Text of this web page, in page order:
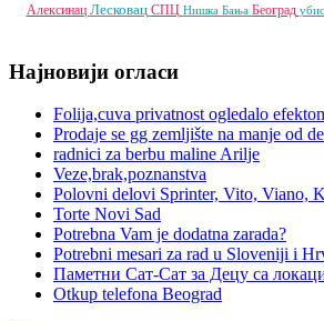
Алексинац Лесковац СПЦ Нишка Бања Београд
Најновији огласи
Folija,cuva privatnost ogledalo
Prodaje se gg zemljište na manje od
radnici za berbu maline Arilje
Veze,brak,poznanstva
Polovni delovi Sprinter, Vito, Viano,
Torte Novi Sad
Potrebna Vam je dodatna zarada?
Potrebni mesari za rad u Sloveniji i
Паметни Сат-Сат за Децу са
Otkup telefona Beograd